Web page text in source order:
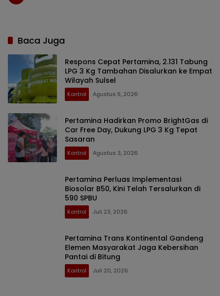
Baca Juga
Respons Cepat Pertamina, 2.131 Tabung
LPG 3 Kg Tambahan Disalurkan ke Empat
Wilayah Sulsel
Kontrol Agustus 5, 2026
Pertamina Hadirkan Promo BrightGas di
Car Free Day, Dukung LPG 3 Kg Tepat
Sasaran
Kontrol Agustus 3, 2026
Pertamina Perluas Implementasi
Biosolar B50, Kini Telah Tersalurkan di
590 SPBU
Kontrol Juli 23, 2026
Pertamina Trans Kontinental Gandeng
Elemen Masyarakat Jaga Kebersihan
Pantai di Bitung
Kontrol Juli 20, 2026